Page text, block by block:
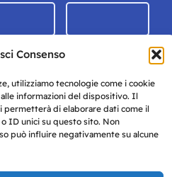
Consenso
utilizziamo tecnologie come i cookie
informazioni del dispositivo. Il
permetterà di elaborare dati come il
ID unici su questo sito. Non
può influire negativamente su alcune